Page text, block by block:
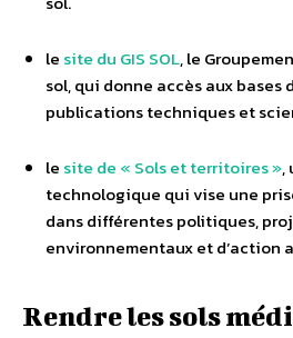
le site du GIS SOL, le
sol, qui donne accès aux bases
publications techniques et
le site de « Sols et territoires »,
technologique qui vise une
dans différentes politiques,
environnementaux et d’action
Rendre les sols